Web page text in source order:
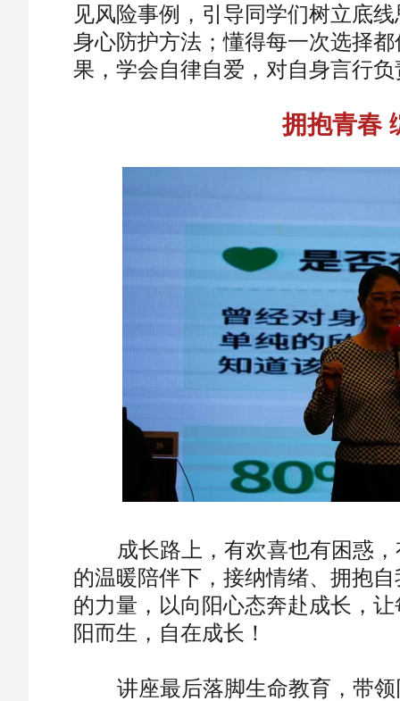
见风险事例，引导同学们树立底
身心防护方法；懂得每一次选择
果，学会自律自爱，对自身言行负
拥抱青春
成长路上，有欢喜也有困惑，
的温暖陪伴下，接纳情绪、拥抱
的力量，以向阳心态奔赴成长，
阳而生，自在成长！
讲座最后落脚生命教育，带领